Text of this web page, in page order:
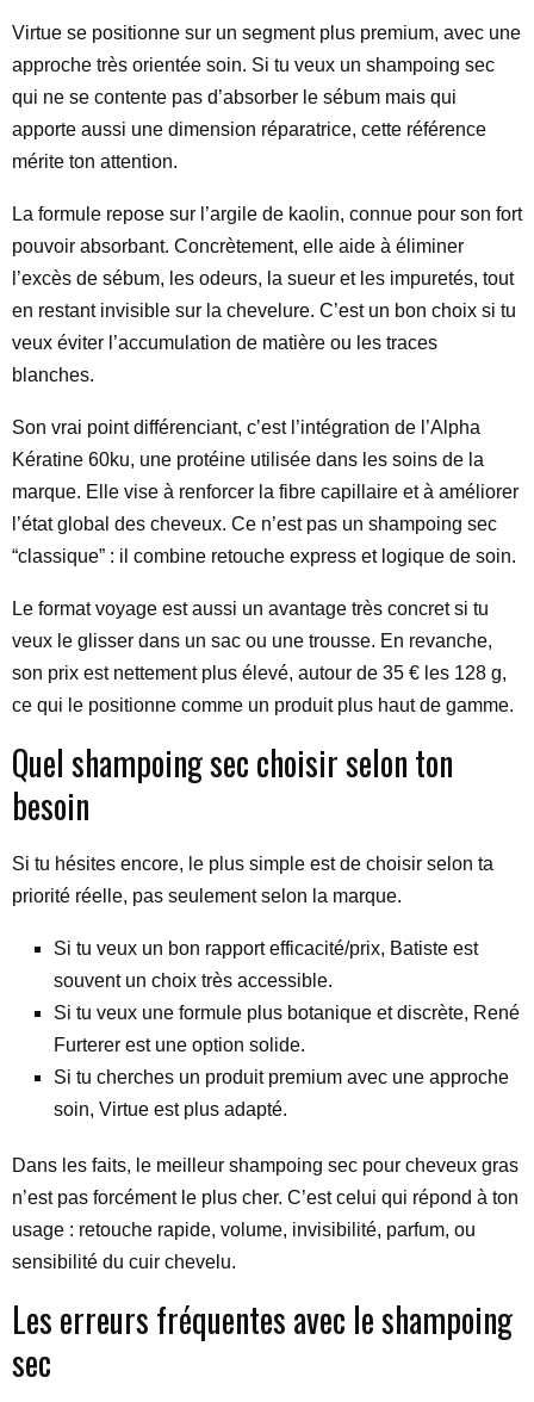
Virtue se positionne sur un segment plus premium, avec une
approche très orientée soin. Si tu veux un shampoing sec
qui ne se contente pas d’absorber le sébum mais qui
apporte aussi une dimension réparatrice, cette référence
mérite ton attention.
La formule repose sur l’argile de kaolin, connue pour son fort
pouvoir absorbant. Concrètement, elle aide à éliminer
l’excès de sébum, les odeurs, la sueur et les impuretés, tout
en restant invisible sur la chevelure. C’est un bon choix si tu
veux éviter l’accumulation de matière ou les traces
blanches.
Son vrai point différenciant, c’est l’intégration de l’Alpha
Kératine 60ku, une protéine utilisée dans les soins de la
marque. Elle vise à renforcer la fibre capillaire et à améliorer
l’état global des cheveux. Ce n’est pas un shampoing sec
“classique” : il combine retouche express et logique de soin.
Le format voyage est aussi un avantage très concret si tu
veux le glisser dans un sac ou une trousse. En revanche,
son prix est nettement plus élevé, autour de 35 € les 128 g,
ce qui le positionne comme un produit plus haut de gamme.
Quel shampoing sec choisir selon ton
besoin
Si tu hésites encore, le plus simple est de choisir selon ta
priorité réelle, pas seulement selon la marque.
Si tu veux un bon rapport efficacité/prix, Batiste est
souvent un choix très accessible.
Si tu veux une formule plus botanique et discrète, René
Furterer est une option solide.
Si tu cherches un produit premium avec une approche
soin, Virtue est plus adapté.
Dans les faits, le meilleur shampoing sec pour cheveux gras
n’est pas forcément le plus cher. C’est celui qui répond à ton
usage : retouche rapide, volume, invisibilité, parfum, ou
sensibilité du cuir chevelu.
Les erreurs fréquentes avec le shampoing
sec